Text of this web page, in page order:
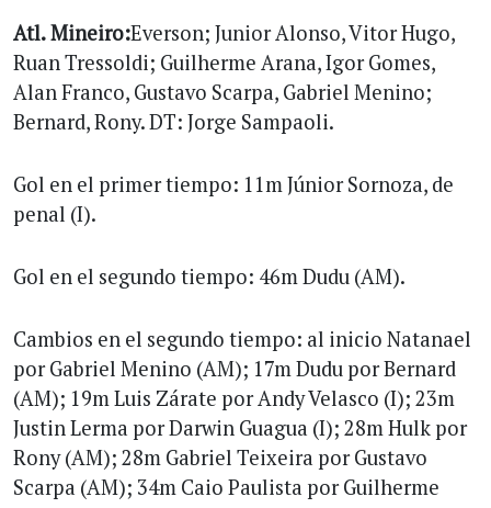
Atl.Mineiro:Everson; Junior Alonso, Vitor Hugo,
Ruan Tressoldi; Guilherme Arana, Igor Gomes,
Alan Franco, Gustavo Scarpa, Gabriel Menino;
Bernard, Rony. DT: Jorge Sampaoli.
Gol en el primer tiempo: 11m Júnior Sornoza, de
penal (I).
Gol en el segundo tiempo: 46m Dudu (AM).
Cambios en el segundo tiempo: al inicio Natanael
por Gabriel Menino (AM); 17m Dudu por Bernard
(AM); 19m Luis Zárate por Andy Velasco (I); 23m
Justin Lerma por Darwin Guagua (I); 28m Hulk por
Rony (AM); 28m Gabriel Teixeira por Gustavo
Scarpa (AM); 34m Caio Paulista por Guilherme